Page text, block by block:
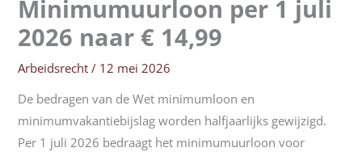
Minimumuurloon per 1 juli
2026 naar € 14,99
Arbeidsrecht / 12 mei 2026
De bedragen van de Wet minimumloon en
minimumvakantiebijslag worden halfjaarlijks gewijzigd.
Per 1 juli 2026 bedraagt het minimumuurloon voor